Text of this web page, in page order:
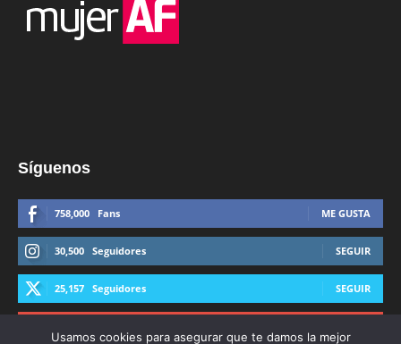
Síguenos
758,000 Fans ME GUSTA
30,500 Seguidores SEGUIR
25,157 Seguidores SEGUIR
Usamos cookies para asegurar que te damos la mejor